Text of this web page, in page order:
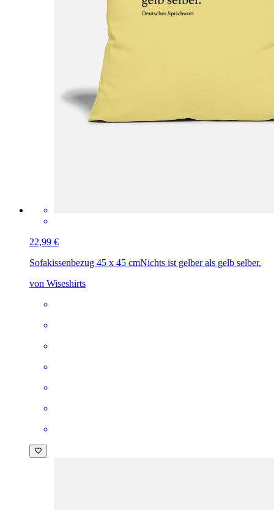
22,99 €
Sofakissenbezug 45 x 45 cmNichts ist gelber als gelb selber.
von Wiseshirts